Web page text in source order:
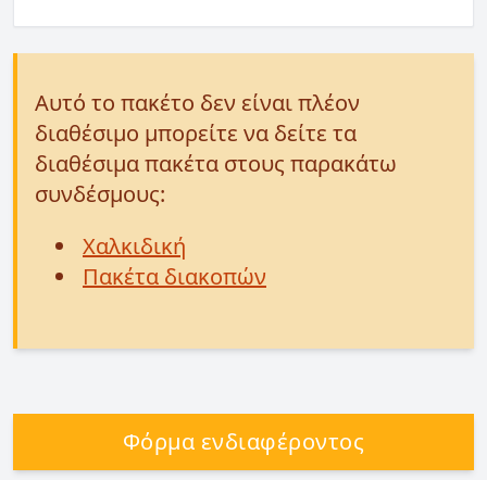
Αυτό το πακέτο δεν είναι πλέον
διαθέσιμο μπορείτε να δείτε τα
διαθέσιμα πακέτα στους παρακάτω
συνδέσμους:
Χαλκιδική
Πακέτα διακοπών
Φόρμα ενδιαφέροντος